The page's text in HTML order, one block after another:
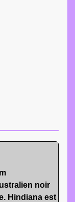
noir
Hindiana est